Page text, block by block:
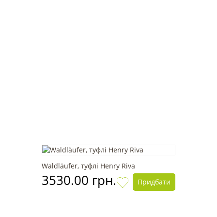
Waldläufer, туфлі Henry Riva
3530.00 грн. Придбати